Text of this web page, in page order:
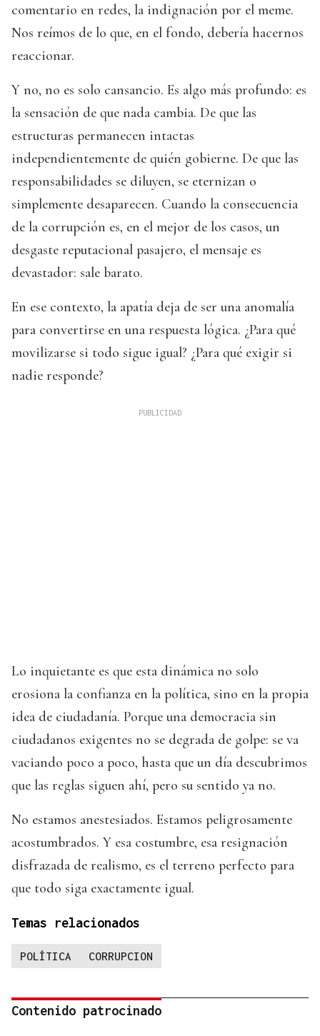
comentario en redes, la indignación por el meme.
Nos reímos de lo que, en el fondo, debería hacernos
reaccionar.
Y no, no es solo cansancio. Es algo más profundo: es
la sensación de que nada cambia. De que las
estructuras permanecen intactas
independientemente de quién gobierne. De que las
responsabilidades se diluyen, se eternizan o
simplemente desaparecen. Cuando la consecuencia
de la corrupción es, en el mejor de los casos, un
desgaste reputacional pasajero, el mensaje es
devastador: sale barato.
En ese contexto, la apatía deja de ser una anomalía
para convertirse en una respuesta lógica. ¿Para qué
movilizarse si todo sigue igual? ¿Para qué exigir si
nadie responde?
Lo inquietante es que esta dinámica no solo
erosiona la confianza en la política, sino en la propia
idea de ciudadanía. Porque una democracia sin
ciudadanos exigentes no se degrada de golpe: se va
vaciando poco a poco, hasta que un día descubrimos
que las reglas siguen ahí, pero su sentido ya no.
No estamos anestesiados. Estamos peligrosamente
acostumbrados. Y esa costumbre, esa resignación
disfrazada de realismo, es el terreno perfecto para
que todo siga exactamente igual.
Temas relacionados
POLÍTICA CORRUPCION
Contenido patrocinado